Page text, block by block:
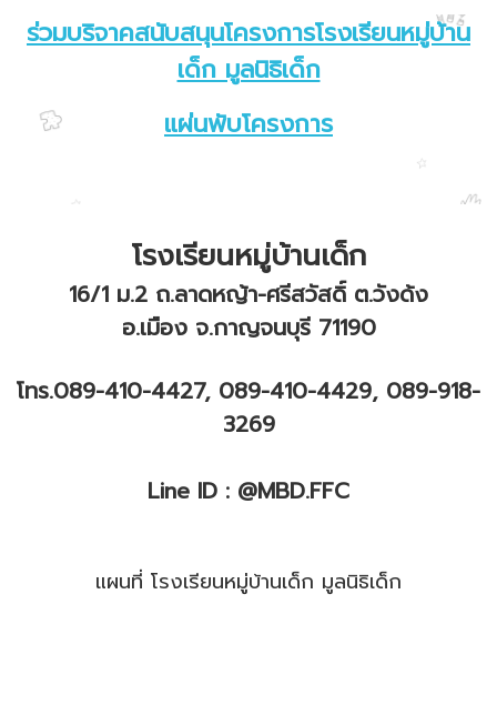
ร่วมบริจาคสนับสนุนโครงการโรงเรียนหมู่บ้าน
เด็ก มูลนิธิเด็ก
แผ่นพับโครงการ
โรงเรียนหมู่บ้านเด็ก
16/1 ม.2 ถ.ลาดหญ้า-ศรีสวัสดิ์ ต.วังด้ง
อ.เมือง จ.กาญจนบุรี 71190
โทร.089-410-4427, 089-410-4429, 089-918-
3269
Line ID : @MBD.FFC
แผนที่ โรงเรียนหมู่บ้านเด็ก มูลนิธิเด็ก